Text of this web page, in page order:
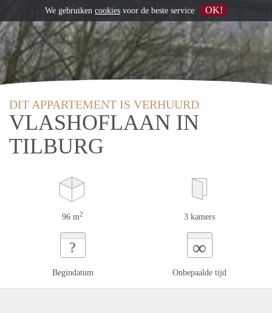
DIT APPARTEMENT IS VERHUURD
VLASHOFLAAN IN
TILBURG
96 m2 3 kamers
?
Begindatum
∞
Onbepaalde tijd
We gebruiken cookies voor de beste service OK!